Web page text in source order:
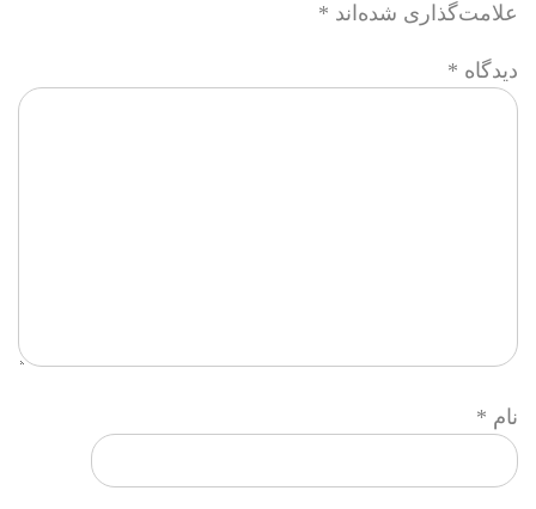
علامت‌گذاری شده‌اند *
دیدگاه *
نام *